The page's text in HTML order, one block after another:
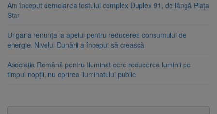
Am început demolarea fostului complex Duplex 91, de lângă Piața
Star
Ungaria renunță la apelul pentru reducerea consumului de
energie. Nivelul Dunării a început să crească
Asociația Română pentru Iluminat cere reducerea luminii pe
timpul nopții, nu oprirea iluminatului public